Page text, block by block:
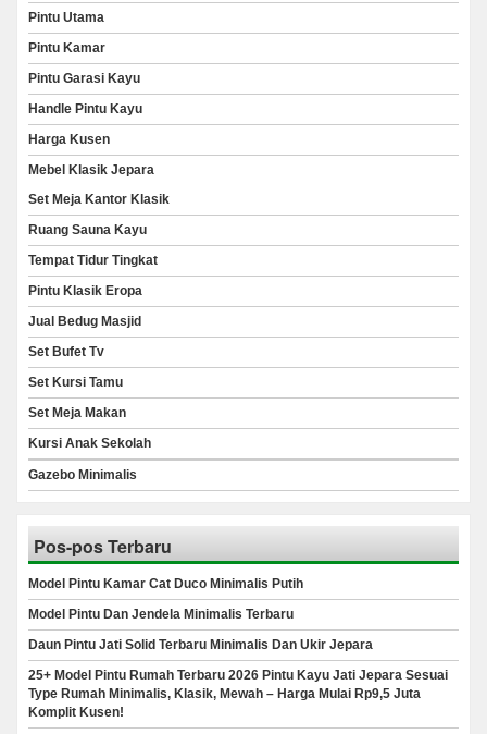
Pintu Utama
Pintu Kamar
Pintu Garasi Kayu
Handle Pintu Kayu
Harga Kusen
Mebel Klasik Jepara
Set Meja Kantor Klasik
Ruang Sauna Kayu
Tempat Tidur Tingkat
Pintu Klasik Eropa
Jual Bedug Masjid
Set Bufet Tv
Set Kursi Tamu
Set Meja Makan
Kursi Anak Sekolah
Gazebo Minimalis
Pos-pos Terbaru
Model Pintu Kamar Cat Duco Minimalis Putih
Model Pintu Dan Jendela Minimalis Terbaru
Daun Pintu Jati Solid Terbaru Minimalis Dan Ukir Jepara
25+ Model Pintu Rumah Terbaru 2026 Pintu Kayu Jati Jepara Sesuai
Type Rumah Minimalis, Klasik, Mewah – Harga Mulai Rp9,5 Juta
Komplit Kusen!